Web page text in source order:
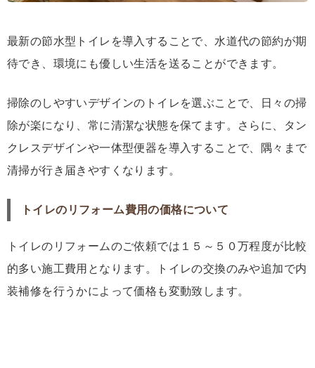
最新の節水型トイレを導入することで、水道代の節約が期
待でき、環境にも優しい生活を送ることができます。
掃除のしやすいデザインのトイレを選ぶことで、日々の掃
除が楽になり、常に清潔な状態を保てます。さらに、タン
クレスデザインや一体型便器を導入することで、隅々まで
清掃が行き届きやすくなります。
トイレのリフォーム費用の価格について
トイレのリフォームのご依頼では１５～５０万程度が比較
的多い施工費用となります。トイレの交換のみや追加で内
装補修を行うかによって価格も変動致します。